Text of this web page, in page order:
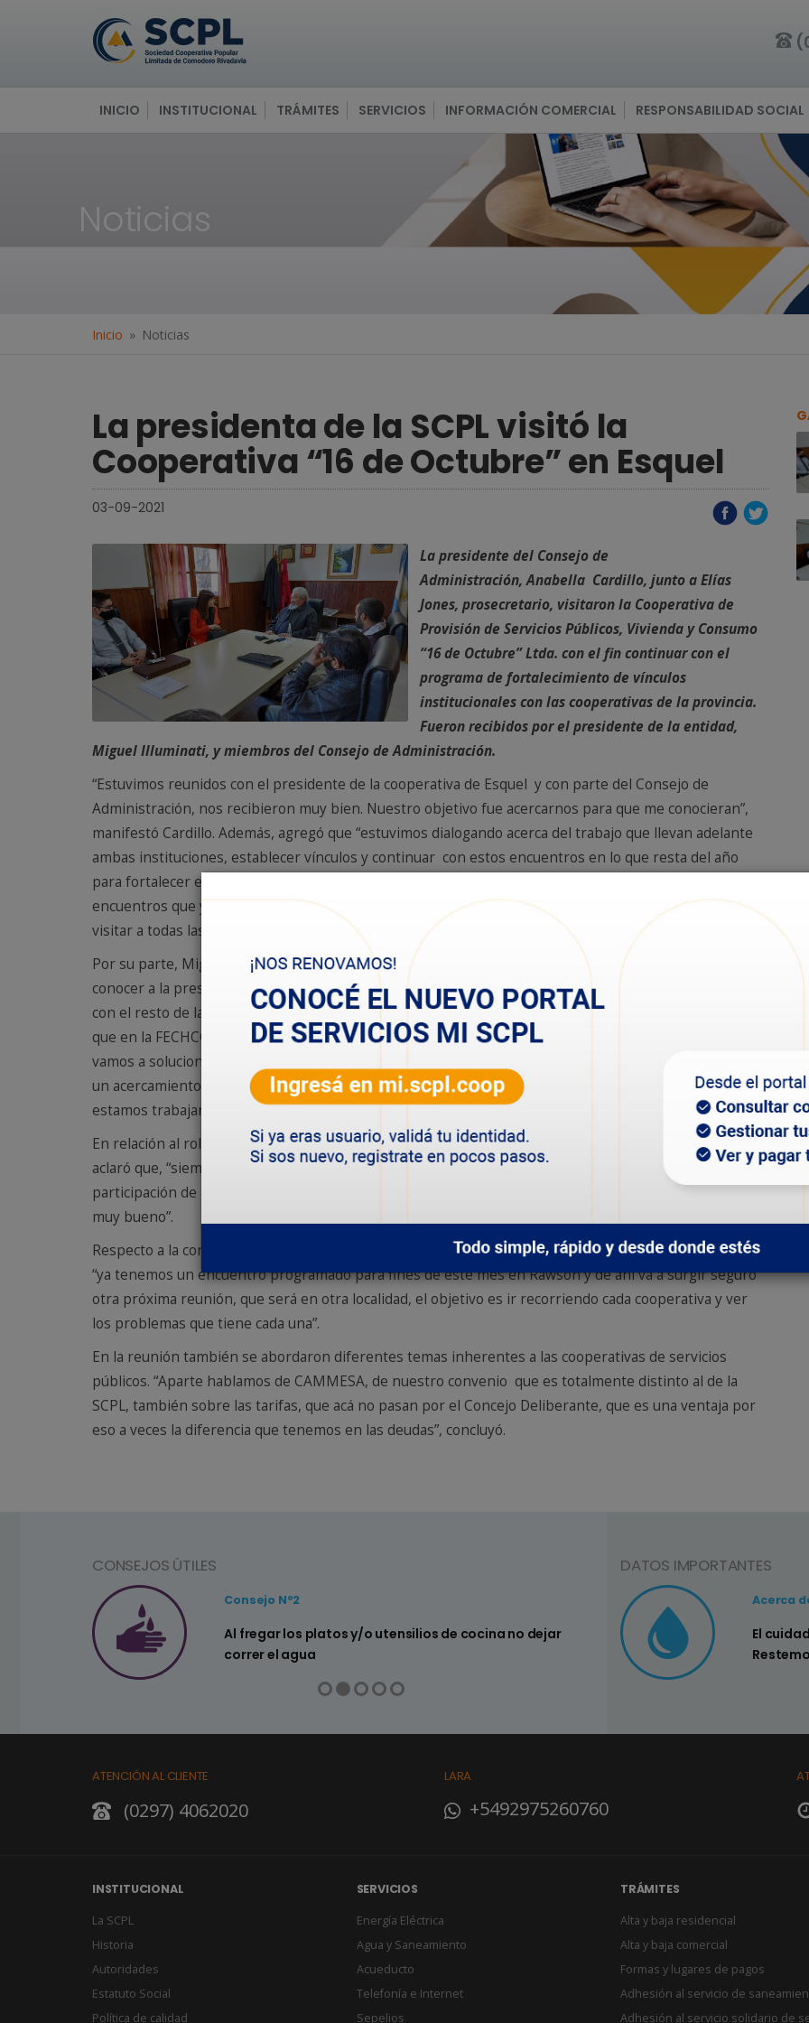
INICIO INSTITUCIONAL TRÁMITES SERVICIOS INFORMACIÓN COMERCIAL RESPONSABILIDAD SOCIAL
Noticias
Inicio Noticias
La presidenta de la SCPL visitó la
Cooperativa “16 de Octubre” en Esquel
03-09-2021
La presidente del Consejo de
Administración, Anabella Cardillo, junto a Elías
Jones, prosecretario, visitaron la Cooperativa de
Provisión de Servicios Públicos, Vivienda y Consumo
“16 de Octubre” Ltda. con el fin continuar con el
programa de fortalecimiento de vínculos
institucionales con las cooperativas de la provincia.
Fueron recibidos por el presidente de la entidad,
Miguel Illuminati, y miembros del Consejo de Administración.
“Estuvimos reunidos con el presidente de la cooperativa de Esquel y con parte del Consejo de
Administración, nos recibieron muy bien. Nuestro objetivo fue acercarnos para que me conocieran”,
manifestó Cardillo. Además, agregó que “estuvimos dialogando acerca del trabajo que llevan adelante
ambas instituciones, establecer vínculos y continuar con estos encuentros en lo que resta del año
para fortalecer el movimiento cooperativo de la provincia. Por ello, continuaremos participando de los
encuentros que ya están programados, uno para fines de este mes, y los sucesivos que surjan, para
visitar a todas las cooperativas”.
Por su parte, Miguel Illuminati, indicó que “esta reunión fue principalmente para presentarnos y
conocer a la presidente de la SCPL. La idea es trabajar en conjunto, no sólo Comodoro – Esquel, sino
con el resto de las cooperativas porque estamos tratando de sacar el cooperativismo adelante, dado
que en la FECHCOOP todavía no nos podemos sentar porque tenemos algunas ideas distintas que ya
vamos a solucionar”. Asimismo, añadió que la reunión “fue muy amena y yo creo que estamos haciendo
un acercamiento con todas las cooperativas. Hacía tiempo que esto no se ponía en práctica y ahora
estamos trabajando en conjunto, exponiendo ideas, con lo cual vamos a llegar a buen puerto”.
En relación al rol de la mujer en puestos estratégicos institucionales, el presidente de la Coop 16
aclaró que, “siempre estuve de acuerdo que dentro de un Consejo de Administración esté la
participación de las mujeres, y más en la presidencia, yo creo a que para Comodoro, en este caso, es
muy bueno”.
Respecto a la continuidad de los encuentros con cooperativas de la provincia, Illuminati aseguró que
“ya tenemos un encuentro programado para fines de este mes en Rawson y de ahí va a surgir seguro
otra próxima reunión, que será en otra localidad, el objetivo es ir recorriendo cada cooperativa y ver
los problemas que tiene cada una”.
En la reunión también se abordaron diferentes temas inherentes a las cooperativas de servicios
públicos. “Aparte hablamos de CAMMESA, de nuestro convenio que es totalmente distinto al de la
SCPL, también sobre las tarifas, que acá no pasan por el Concejo Deliberante, que es una ventaja por
eso a veces la diferencia que tenemos en las deudas”, concluyó.
CONSEJOS ÚTILES
Consejo Nº2
Al fregar los platos y/o utensilios de cocina no dejar
correr el agua
Consejo Nº3
Controlar
su hogar
DATOS IMPORTANTES
Acerca
El
ATENCIÓN AL CLIENTE
(0297) 4062020
LARA
+5492975260760
INSTITUCIONAL
La SCPL
Historia
Autoridades
Estatuto Social
Política de calidad
SERVICIOS
Energía Eléctrica
Agua y Saneamiento
Acueducto
Telefonía e Internet
Sepelios
TRÁMITES
Alta y baja residencial
Alta y baja comercial
Formas y lugares de pagos
Adhesión al servicio de
Adhesión al servicio solidario de